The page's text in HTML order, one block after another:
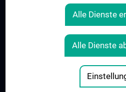
COOKIE-EINSTELLUNGEN
© 2026 Medizinische Universität
Alle Dienste
Alle Dienste